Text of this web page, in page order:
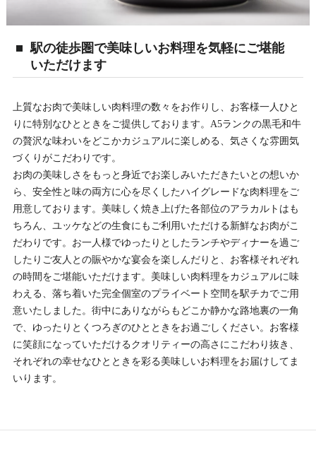
駅の徒歩圏で美味しいお料理を気軽にご堪能
いただけます
上質なお肉で美味しい肉料理の数々をお作りし、お客様一人ひと
りに特別なひとときをご提供しております。A5ランクの黒毛和牛
の贅沢な味わいをどこかカジュアルに楽しめる、気さくな雰囲気
づくりがこだわりです。
お肉の美味しさをもっと身近でお楽しみいただきたいとの想いか
ら、安全性と味の両方に心を尽くしたハイグレードな肉料理をご
用意しております。美味しく焼き上げた各部位のアラカルトはも
ちろん、ユッケなどの生食にもご利用いただける新鮮なお肉がこ
だわりです。お一人様でゆったりとしたランチやディナーを過ご
したりご友人との賑やかな宴会を楽しんだりと、お客様それぞれ
の時間をご堪能いただけます。美味しい肉料理をカジュアルに味
わえる、落ち着いた完全個室のプライベート空間を駅チカでご用
意いたしました。街中にありながらもどこか静かな路地裏の一角
で、ゆったりとくつろぎのひとときをお過ごしください。お客様
に笑顔になっていただけるクオリティーの高さにこだわり抜き、
それぞれの幸せなひとときを彩る美味しいお料理をお届けしてま
いります。